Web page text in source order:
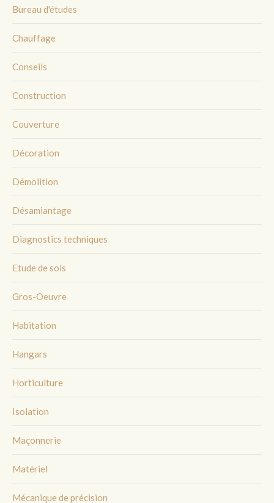
Bureau d'études
Chauffage
Conseils
Construction
Couverture
Décoration
Démolition
Désamiantage
Diagnostics techniques
Etude de sols
Gros-Oeuvre
Habitation
Hangars
Horticulture
Isolation
Maçonnerie
Matériel
Mécanique de précision